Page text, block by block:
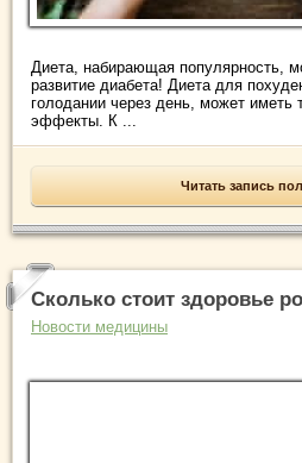
Диета, набирающая популярность,
развитие диабета! Диета для
голодании через день, может иметь
эффекты. К ...
Читать запись
Сколько стоит здоровье
Новости медицины